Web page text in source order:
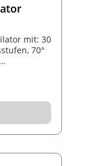
mit: 30
70°